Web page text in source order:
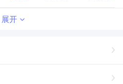
3.26%
展开